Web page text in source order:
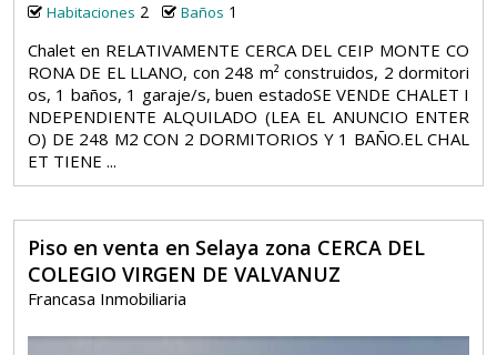
Habitaciones 2 Baños 1
Chalet en RELATIVAMENTE CERCA DEL CEIP MONTE CO
RONA DE EL LLANO, con 248 m² construidos, 2 dormitori
os, 1 baños, 1 garaje/s, buen estadoSE VENDE CHALET I
NDEPENDIENTE ALQUILADO (LEA EL ANUNCIO ENTER
O) DE 248 M2 CON 2 DORMITORIOS Y 1 BAÑO.EL CHAL
ET TIENE ...
Piso en venta en Selaya zona CERCA DEL
COLEGIO VIRGEN DE VALVANUZ
Francasa Inmobiliaria